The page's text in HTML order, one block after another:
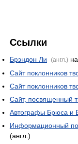
Ссылки
Брэндон Ли (англ.)
Сайт поклонников
Сайт поклонников
Сайт, посвященный
Автографы Брюса и
Информационный
(англ.)